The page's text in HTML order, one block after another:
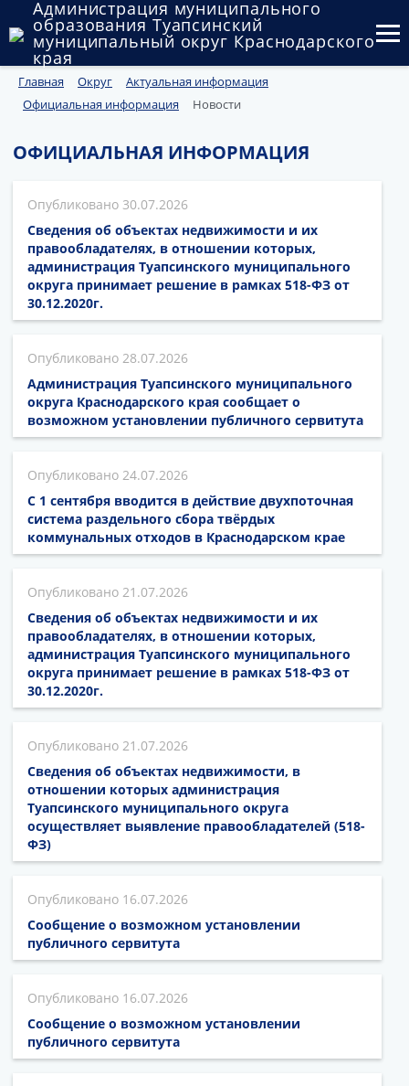
Администрация муниципального
образования Туапсинский
муниципальный округ Краснодарского
края
Округ
Муниципальные закупки
Государственный и муниципальный контроль
Муниципальное имущество
Публичные слушания и общественные обсуждения
Документы
Главная Округ
Актуальная информация
Официальная информация
Новости
ОФИЦИАЛЬНАЯ ИНФОРМАЦИЯ
30.07.2026
Сведения об объектах недвижимости и их
правообладателях, в отношении которых,
администрация Туапсинского муниципального
округа принимает решение в рамках 518-ФЗ от
30.12.2020г.
28.07.2026
Администрация Туапсинского муниципального
округа Краснодарского края сообщает о
возможном установлении публичного сервитута
24.07.2026
С 1 сентября вводится в действие двухпоточная
система раздельного сбора твёрдых
коммунальных отходов в Краснодарском крае
21.07.2026
Сведения об объектах недвижимости и их
правообладателях, в отношении которых,
администрация Туапсинского муниципального
округа принимает решение в рамках 518-ФЗ от
30.12.2020г.
21.07.2026
Сведения об объектах недвижимости, в
отношении которых администрация
Туапсинского муниципального округа
осуществляет выявление правообладателей (518-
ФЗ)
16.07.2026
Сообщение о возможном установлении
публичного сервитута
16.07.2026
Сообщение о возможном установлении
публичного сервитута